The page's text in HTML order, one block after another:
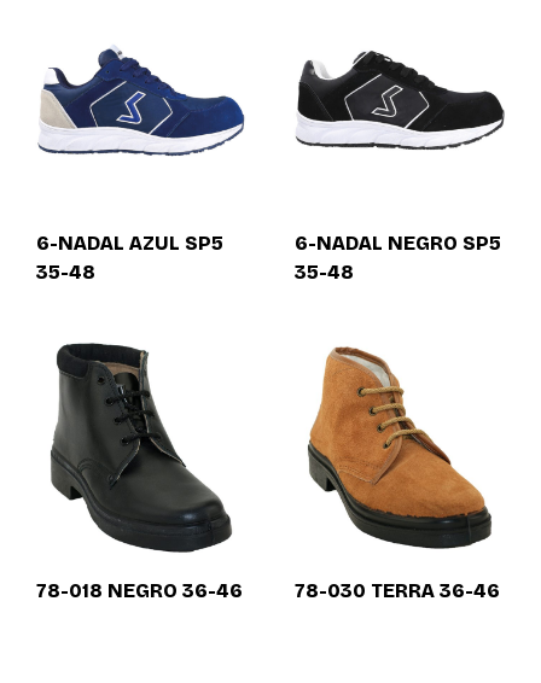
6-NADAL AZUL SP5
35-48
6-NADAL NEGRO SP5
35-48
78-018 NEGRO 36-46 78-030 TERRA 36-46